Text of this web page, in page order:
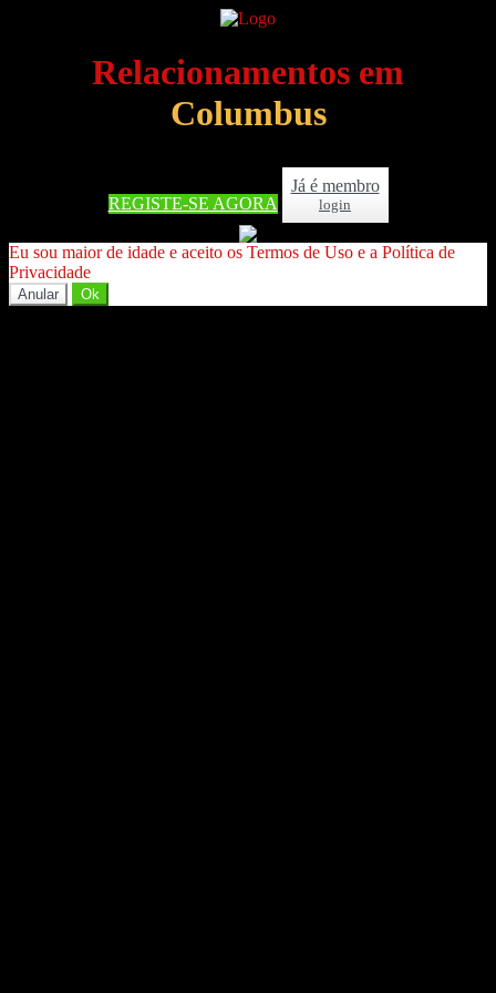
Relacionamentos em
Columbus
REGISTE-SE AGORA
Já é membro
login
Eu sou maior de idade e aceito os Termos de Uso e a Política de
Privacidade
Anular Ok